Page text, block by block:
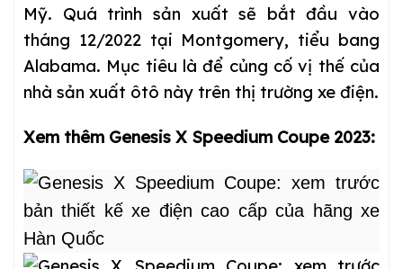
Mỹ. Quá trình sản xuất sẽ bắt đầu vào
tháng 12/2022 tại Montgomery, tiểu bang
Alabama. Mục tiêu là để củng cố vị thế của
nhà sản xuất ôtô này trên thị trường xe điện.
Xem thêm Genesis X Speedium Coupe 2023: